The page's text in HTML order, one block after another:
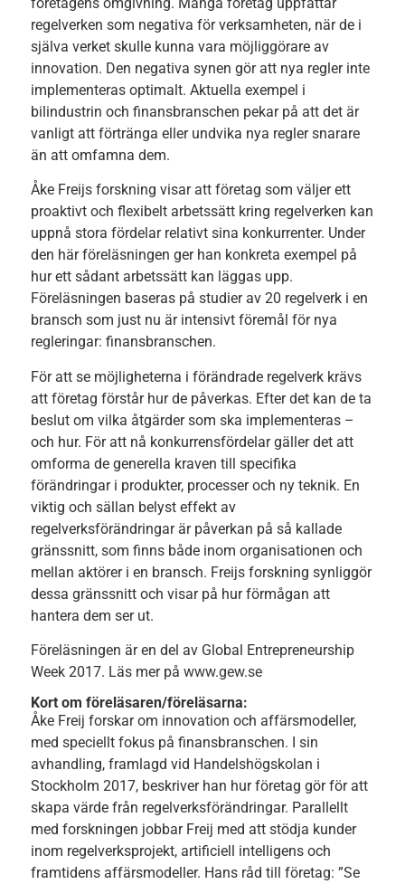
regelverken som negativa för verksamheten, när de i
själva verket skulle kunna vara möjliggörare av
innovation. Den negativa synen gör att nya regler inte
implementeras optimalt. Aktuella exempel i
bilindustrin och finansbranschen pekar på att det är
vanligt att förtränga eller undvika nya regler snarare
än att omfamna dem.
Åke Freijs forskning visar att företag som väljer ett
proaktivt och flexibelt arbetssätt kring regelverken kan
uppnå stora fördelar relativt sina konkurrenter. Under
den här föreläsningen ger han konkreta exempel på
hur ett sådant arbetssätt kan läggas upp.
Föreläsningen baseras på studier av 20 regelverk i en
bransch som just nu är intensivt föremål för nya
regleringar: finansbranschen.
För att se möjligheterna i förändrade regelverk krävs
att företag förstår hur de påverkas. Efter det kan de ta
beslut om vilka åtgärder som ska implementeras –
och hur. För att nå konkurrensfördelar gäller det att
omforma de generella kraven till specifika
förändringar i produkter, processer och ny teknik. En
viktig och sällan belyst effekt av
regelverksförändringar är påverkan på så kallade
gränssnitt, som finns både inom organisationen och
mellan aktörer i en bransch. Freijs forskning synliggör
dessa gränssnitt och visar på hur förmågan att
hantera dem ser ut.
Föreläsningen är en del av Global Entrepreneurship
Week 2017. Läs mer på www.gew.se
Kort om föreläsaren/föreläsarna:
Åke Freij forskar om innovation och affärsmodeller,
med speciellt fokus på finansbranschen. I sin
avhandling, framlagd vid Handelshögskolan i
Stockholm 2017, beskriver han hur företag gör för att
skapa värde från regelverksförändringar. Parallellt
med forskningen jobbar Freij med att stödja kunder
inom regelverksprojekt, artificiell intelligens och
framtidens affärsmodeller. Hans råd till företag: ”Se